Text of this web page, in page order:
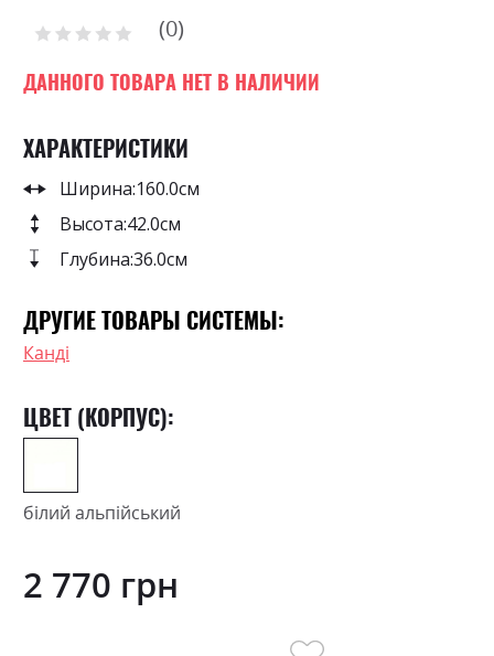
the
of
the
gallery
Рейтинг: 0
ДАННОГО ТОВАРА НЕТ В НАЛИЧИИ
ХАРАКТЕРИСТИКИ
Ширина:160.0см
Высота:42.0см
Глубина:36.0см
ДРУГИЕ ТОВАРЫ СИСТЕМЫ:
Канді
ЦВЕТ (КОРПУС):
білий альпійський
2 770 грн